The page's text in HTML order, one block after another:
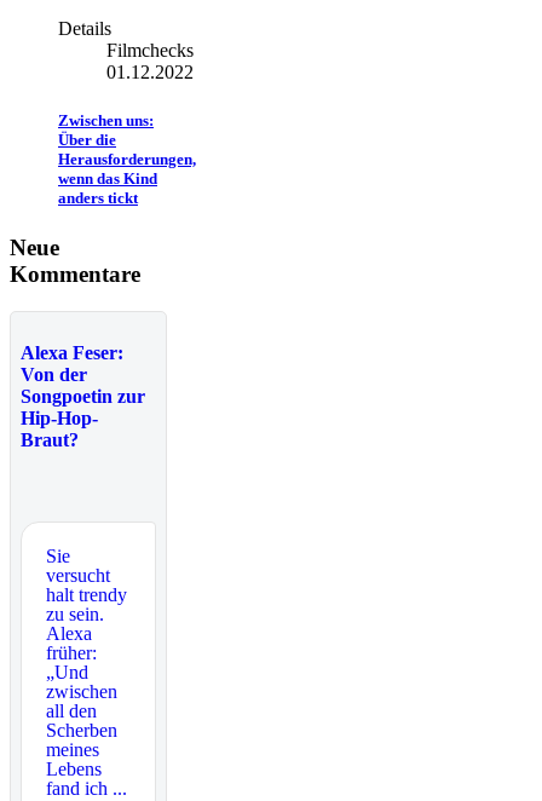
Details
Filmchecks
01.12.2022
Zwischen uns:
Über die
Herausforderungen,
wenn das Kind
anders tickt
Neue
Kommentare
Alexa Feser:
Von der
Songpoetin zur
Hip-Hop-
Braut?
Sie
versucht
halt trendy
zu sein.
Alexa
früher:
„Und
zwischen
all den
Scherben
meines
Lebens
fand ich ...